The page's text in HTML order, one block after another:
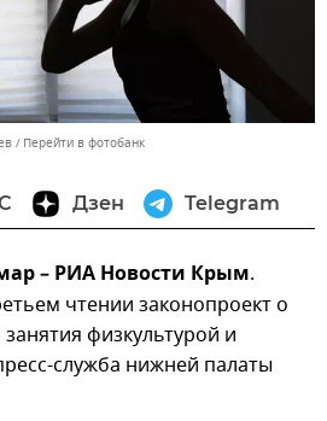
Перейти в фотобанк
Дзен Telegram
– РИА Новости Крым.
чтении законопроект о
физкультурой и
служба нижней палаты